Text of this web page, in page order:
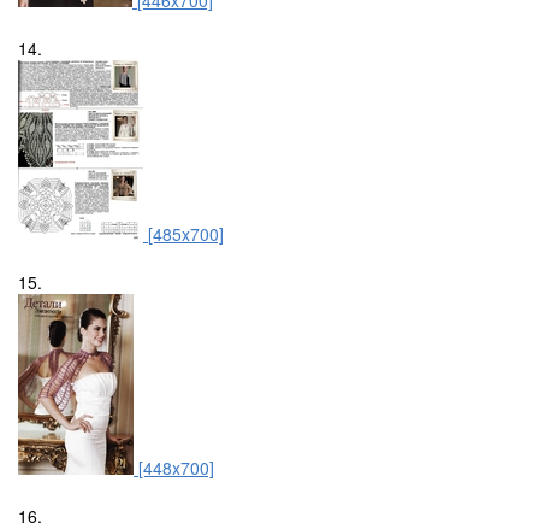
14.
[485x700]
15.
[448x700]
16.